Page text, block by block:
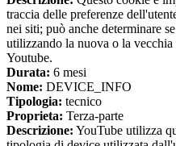
traccia delle preferenze
nei siti; può anche determinare
utilizzando la nuova o la
Youtube.
Durata: 6 mesi
Nome: DEVICE_INFO
Tipologia: tecnico
Proprieta: Terza-parte
Descrizione: YouTube utilizza